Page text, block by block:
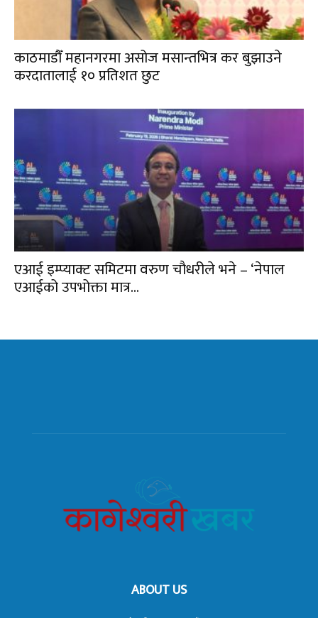
काठमाडौँ महानगरमा असोज मसान्तभित्र कर बुझाउने
करदातालाई १० प्रतिशत छुट
एआई इम्प्याक्ट समिटमा वरुण चौधरीले भने – ‘नेपाल
एआईको उपभोक्ता मात्र...
ABOUT US